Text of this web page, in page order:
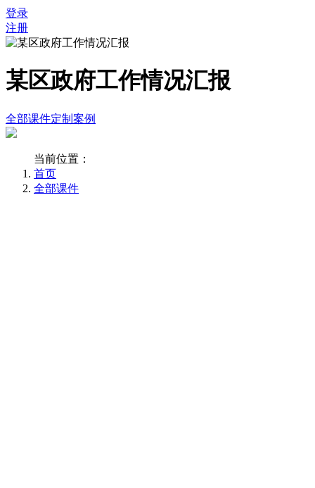
登录
注册
某区政府工作情况汇报
全部课件定制案例
当前位置：
首页
全部课件